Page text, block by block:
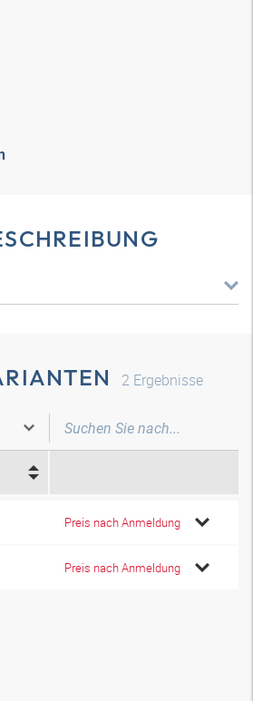
2 Ergebnisse
Preis nach Anmeldung
Preis nach Anmeldung